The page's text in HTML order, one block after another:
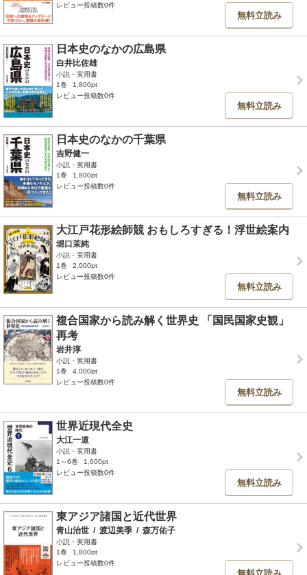
レビュー投稿数0件
無料立読み
日本史のなかの広島県
白井比佐雄
小説・実用書
1巻
1,800pt
レビュー投稿数0件
無料立読み
日本史のなかの千葉県
吉野健一
小説・実用書
1巻
1,800pt
レビュー投稿数0件
無料立読み
大江戸花形絵師競 おもしろすぎる！浮世絵案内
堀口茉純
小説・実用書
1巻
2,000pt
レビュー投稿数0件
無料立読み
複合国家から読み解く世界史 「国民国家史観」
再考
岩井淳
小説・実用書
1巻
4,000pt
レビュー投稿数0件
無料立読み
世界近現代全史
大江一道
小説・実用書
1～6巻
1,600pt
レビュー投稿数0件
無料立読み
東アジア諸国と近代世界
青山治世 / 渡辺美季 / 森万佑子
小説・実用書
1巻
1,800pt
レビュー投稿数0件